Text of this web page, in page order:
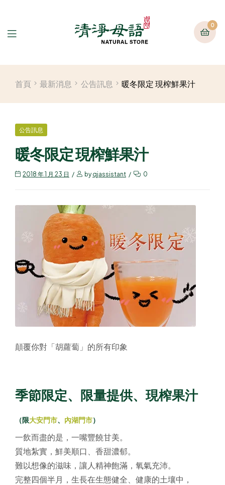
0
首頁 最新消息 公告訊息 暖冬限定 現榨鮮果汁
公告訊息
暖冬限定 現榨鮮果汁
2018 年 1 月 23 日 byqjassistant 0
顛覆你對「胡蘿蔔」的所有印象
季節限定、限量提供、現榨果汁
（限大安門市、 內湖門市）
一飲而盡的是，一嘴豐饒甘美。
質地紮實，鮮美順口、香甜濃郁。
難以想像的滋味，讓人精神飽滿，氧氣充沛。
完整四個半月，生長在生態健全、健康的土壤中，